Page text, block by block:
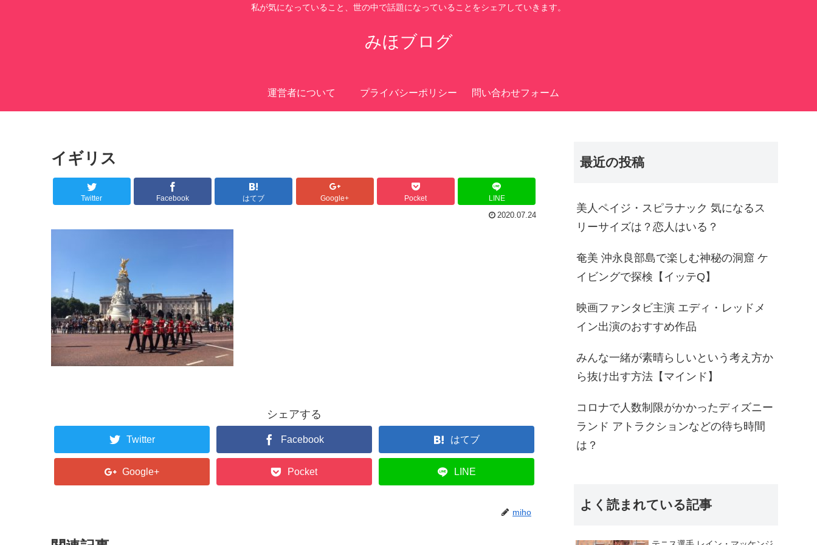
私が気になっていること、世の中で話題になっていることをシェアしていきます。
みほブログ
運営者について プライバシーポリシー 問い合わせフォーム
イギリス
Twitter Facebook はてブ Google+ Pocket LINE
2020.07.24
シェアする
Twitter Facebook はてブ
Google+ Pocket LINE
miho
最近の投稿
美人ペイジ・スピラナック 気になるス
リーサイズは？恋人はいる？
奄美 沖永良部島で楽しむ神秘の洞窟 ケ
イビングで探検【イッテQ】
映画ファンタビ主演 エディ・レッドメ
イン出演のおすすめ作品
みんな一緒が素晴らしいという考え方か
ら抜け出す方法【マインド】
コロナで人数制限がかかったディズニー
ランド アトラクションなどの待ち時間
は？
よく読まれている記事